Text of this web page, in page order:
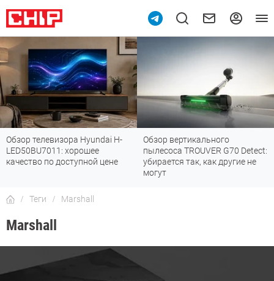
Обзор телевизора Hyundai H-
LED50BU7011: хорошее
качество по доступной цене
Обзор вертикального
пылесоса TROUVER G70 Detect:
убирается так, как другие не
могут
Теги Marshall
Marshall